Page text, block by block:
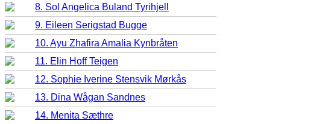
8. Sol Angelica Buland Tyrihjell
9. Eileen Serigstad Bugge
10. Ayu Zhafira Amalia Kynbråten
11. Elin Hoff Teigen
12. Sophie Iverine Stensvik Mørkås
13. Dina Wågan Sandnes
14. Menita Sæthre